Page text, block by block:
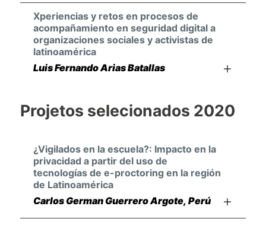
Xperiencias y retos en procesos de
acompañamiento en seguridad digital a
organizaciones sociales y activistas de
latinoamérica
Luis Fernando Arias Batallas
Projetos selecionados 2020
¿Vigilados en la escuela?: Impacto en la
privacidad a partir del uso de
tecnologías de e-proctoring en la región
de Latinoamérica
Carlos German Guerrero Argote, Perú